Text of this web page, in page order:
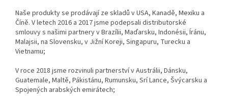
Naše produkty se prodávají ze skladů v USA, Kanadě, Mexiku a
Číně. V letech 2016 a 2017 jsme podepsali distributorské
smlouvy s našimi partnery v Brazílii, Maďarsku, Indonésii, Íránu,
Malajsii, na Slovensku, v Jižní Koreji, Singapuru, Turecku a
Vietnamu;
V roce 2018 jsme rozvinuli partnerství v Austrálii, Dánsku,
Guatemale, Maltě, Pákistánu, Rumunsku, Srí Lance, Švýcarsku a
Spojených arabských emirátech;